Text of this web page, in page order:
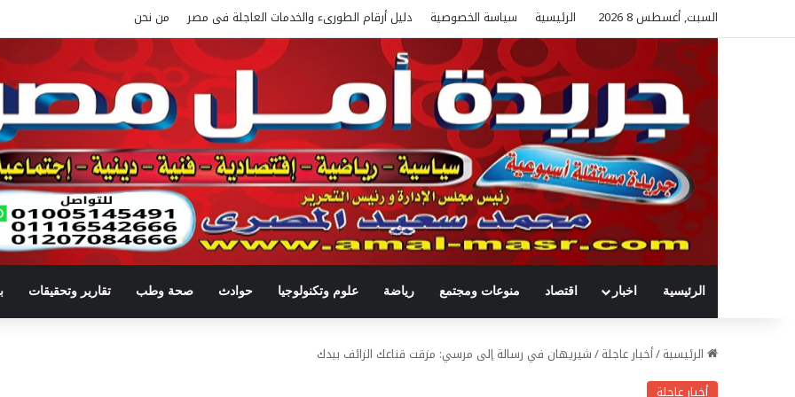
السبت, أغسطس 8 2026 الرئيسية سياسة الخصوصية دليل أرقام الطورىء والخدمات العاجلة فى مصر من نحن
الرئيسية اخبار اقتصاد منوعات ومجتمع رياضة علوم وتكنولوجيا حوادث صحة وطب تقارير وتحقيقات
الرئيسية/أخبار عاجلة/شيريهان في رسالة إلى مرسي: مزقت قناعك الزائف بيدك
أخبار عاجلة